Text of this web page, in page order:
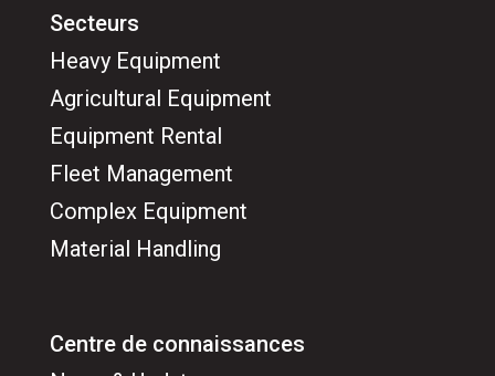
Secteurs
Heavy Equipment
Agricultural Equipment
Equipment Rental
Fleet Management
Complex Equipment
Material Handling
Centre de connaissances